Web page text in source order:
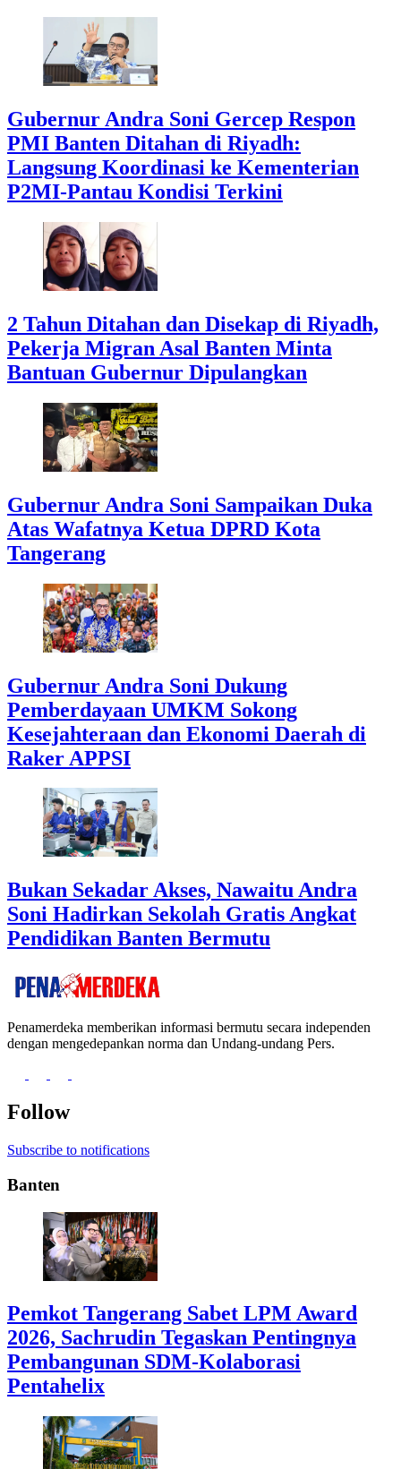
Gubernur Andra Soni Gercep Respon
PMI Banten Ditahan di Riyadh:
Langsung Koordinasi ke Kementerian
P2MI-Pantau Kondisi Terkini
2 Tahun Ditahan dan Disekap di Riyadh,
Pekerja Migran Asal Banten Minta
Bantuan Gubernur Dipulangkan
Gubernur Andra Soni Sampaikan Duka
Atas Wafatnya Ketua DPRD Kota
Tangerang
Gubernur Andra Soni Dukung
Pemberdayaan UMKM Sokong
Kesejahteraan dan Ekonomi Daerah di
Raker APPSI
Bukan Sekadar Akses, Nawaitu Andra
Soni Hadirkan Sekolah Gratis Angkat
Pendidikan Banten Bermutu
Penamerdeka memberikan informasi bermutu secara independen
dengan mengedepankan norma dan Undang-undang Pers.
Follow
Subscribe to notifications
Banten
Pemkot Tangerang Sabet LPM Award
2026, Sachrudin Tegaskan Pentingnya
Pembangunan SDM-Kolaborasi
Pentahelix